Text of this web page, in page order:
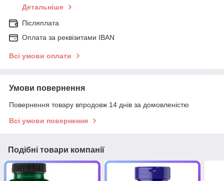
Детальніше
Післяплата
Оплата за реквізитами IBAN
Всі умови оплати
Умови повернення
Повернення товару впродовж 14 днів за домовленістю
Всі умови повернення
Подібні товари компанії